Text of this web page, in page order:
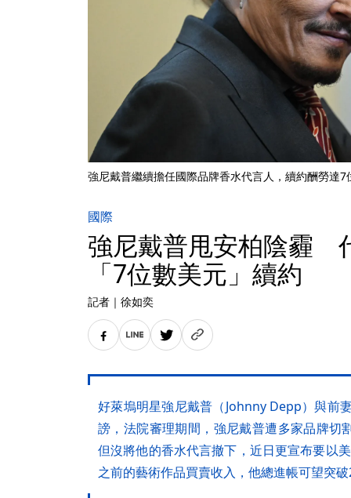
強尼戴普繼續擔任國際品牌香水代言人，續約酬勞達7
國際
強尼戴普甩安柏陰霾
「7位數美元」續約
記者 ｜ 徐如奕
好萊塢明星強尼戴普（Johnny Depp）與前
謗，法院審理期間，強尼戴普遭多家品牌
但沒將他的香水代言撤下，近日更宣布要以
之前的藝術作品買賣收入，他總進帳可望突